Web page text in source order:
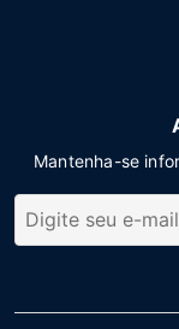
Mantenha-se